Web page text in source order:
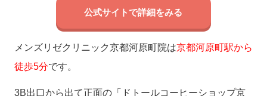
公式サイトで詳細をみる
メンズリゼクリニック京都河原町院は京都河原町駅から
徒歩5分です。
3B出口から出て正面の「ドトールコーヒーショップ京